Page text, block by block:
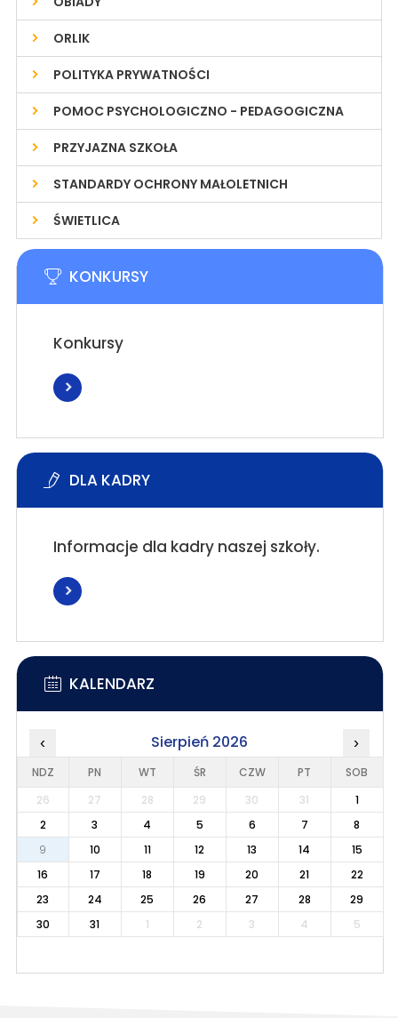
ORLIK
POLITYKA PRYWATNOŚCI
POMOC PSYCHOLOGICZNO - PEDAGOGICZNA
PRZYJAZNA SZKOŁA
STANDARDY OCHRONY MAŁOLETNICH
ŚWIETLICA
KONKURSY
Konkursy
DLA KADRY
Informacje dla kadry naszej szkoły.
KALENDARZ
‹ Sierpień 2026 ›
NDZ PN WT ŚR CZW PT
SOB
26
27 28 29 30 31
1
2
3 4 5 6 7
8
9
10 11 12 13 14
15
16
17 18 19 20 21
22
23
24 25 26 27 28
29
30
31 1 2 3 4 5